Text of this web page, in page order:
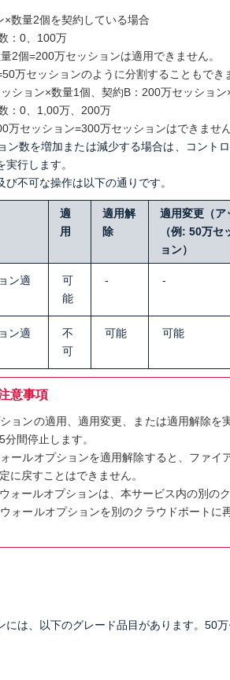
×数量2個を契約している場合
：0、100万
2個=200万セッションは適用できません。
万セッションのように分割することもでき
ッション×数量1個、契約B：200万セッショ
：0、1,00万、200万
万セッション=300万セッションはできません
ン数を増加または減少する場合は、コント
行します。
不可な操作は以下の通りです。
適
用
適用解
除
適用変更（ア
（例: 50万
ョン）
ン適
可
能
- -
ン適
不
可
可能 可能
意事項
ョンの適用、適用変更、または適用解除
間停止します。
ールオプションを適用解除すると、ファ
に戻すことはできません。
ォールオプションは、本サービス内の別の
ォールオプションを別のクラウドポート
には、以下のグレード品目があります。50